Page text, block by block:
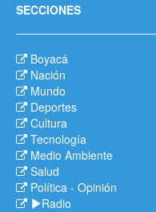
SECCIONES
Boyacá
Nación
Mundo
Deportes
Cultura
Tecnología
Medio Ambiente
Salud
Política - Opinión
Radio